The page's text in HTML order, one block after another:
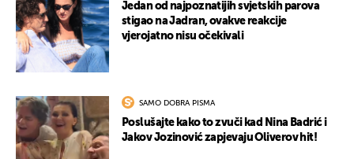
Jedan od najpoznatijih svjetskih parova
stigao na Jadran, ovakve reakcije
vjerojatno nisu očekivali
SAMO DOBRA PISMA
Poslušajte kako to zvuči kad Nina Badrić i
Jakov Jozinović zapjevaju Oliverov hit!